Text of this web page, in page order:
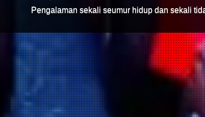
Pengalaman sekali seumur hidup dan sekali